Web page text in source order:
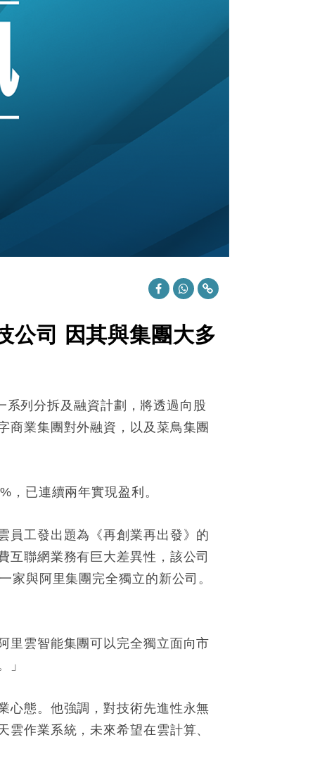
公司 因其與集團大多
列分拆及融資計劃，將透過向股
商業集團對外融資，以及菜鳥集團
已連續兩年實現盈利。
員工發出題為《再創業再出發》的
聯網業務有巨大差異性，該公司
家與阿里集團完全獨立的新公司。
里雲智能集團可以完全獨立面向市
」
心態。他強調，對技術先進性永無
作業系統，未來希望在雲計算、